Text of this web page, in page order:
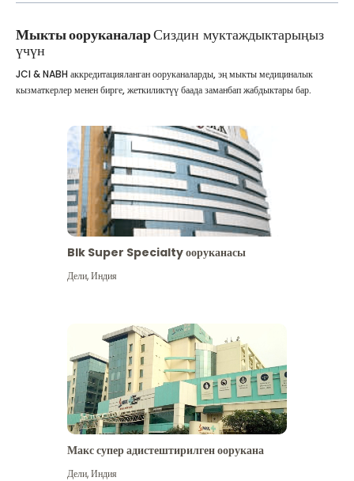
Мыкты ооруканаларСиздин муктаждыктарыңыз
үчүн
JCI & NABH аккредитацияланган ооруканаларды, эң мыкты медициналык
кызматкерлер менен бирге, жеткиликтүү баада заманбап жабдыктары бар.
Blk Super Specialty ооруканасы
Дели,Индия
Макс супер адистештирилген оорукана
Дели,Индия